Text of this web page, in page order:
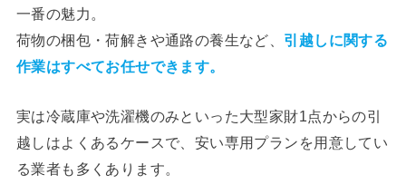
一番の魅力。
荷物の梱包・荷解きや通路の養生など、 引越しに関する
作業はすべてお任せできます。
実は冷蔵庫や洗濯機のみといった大型家財1点からの引
越しはよくあるケースで、安い専用プランを用意してい
る業者も多くあります。